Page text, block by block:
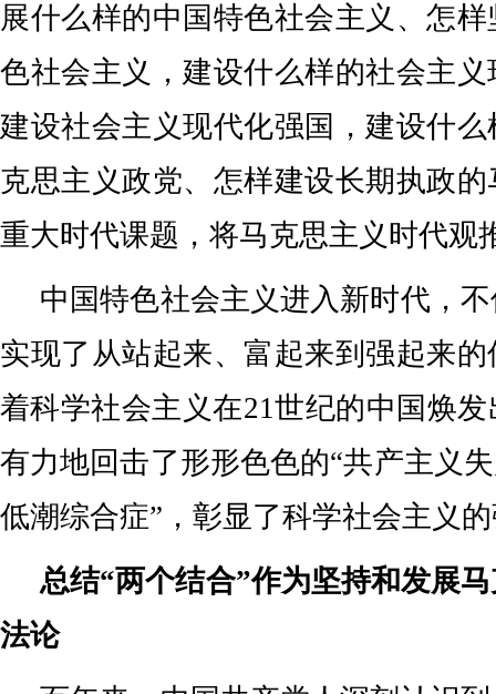
展什么样的中国特色社会主义、怎
色社会主义，建设什么样的社会主
建设社会主义现代化强国，建设什
克思主义政党、怎样建设长期执政
重大时代课题，将马克思主义时代观
中国特色社会主义进入新时代，
实现了从站起来、富起来到强起来
着科学社会主义在21世纪的中国焕
有力地回击了形形色色的“共产主义
低潮综合症”，彰显了科学社会主义
总结“两个结合”作为坚持和发展
法论